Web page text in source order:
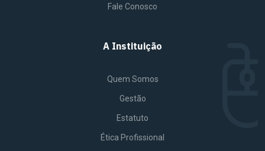
Fale Conosco
A Instituição
Quem Somos
Gestão
Estatuto
Ética Profissional